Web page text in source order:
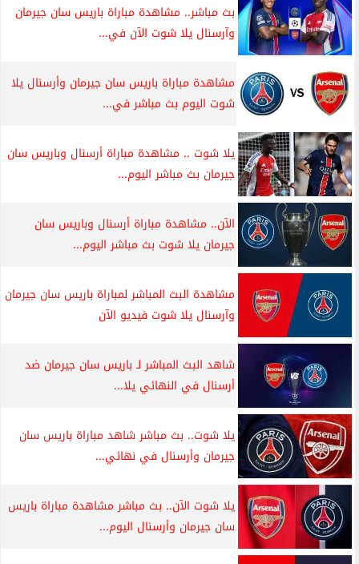
بث مباشر.. مشاهدة مباراة باريس سان جيرمان
وآرسنال يلا شوت الآن في...
مشاهدة مباراة باريس سان جيرمان وأرسنال يلا
شوت اليوم بث مباشر في...
يلا شوت .. مشاهدة مباراة أرسنال وباريس سان
جيرمان بث مباشر اليوم...
الآن.. مشاهدة مباراة أرسنال وباريس سان
جيرمان يلا شوت بث مباشر اليوم...
مشاهدة البث المباشر لمباراة باريس سان جيرمان
وآرسنال يلا شوت فيديو الآن
شاهد البث المباشر لـ باريس سان جيرمان ضد
أرسنال في النهائي يلا...
يلا شوت.. بث مباشر شاهد مباراة باريس سان
جيرمان وأرسنال في نهائي...
يلا شوت الآن.. بث مباشر مشاهدة مباراة باريس
سان جيرمان وأرسنال اليوم...